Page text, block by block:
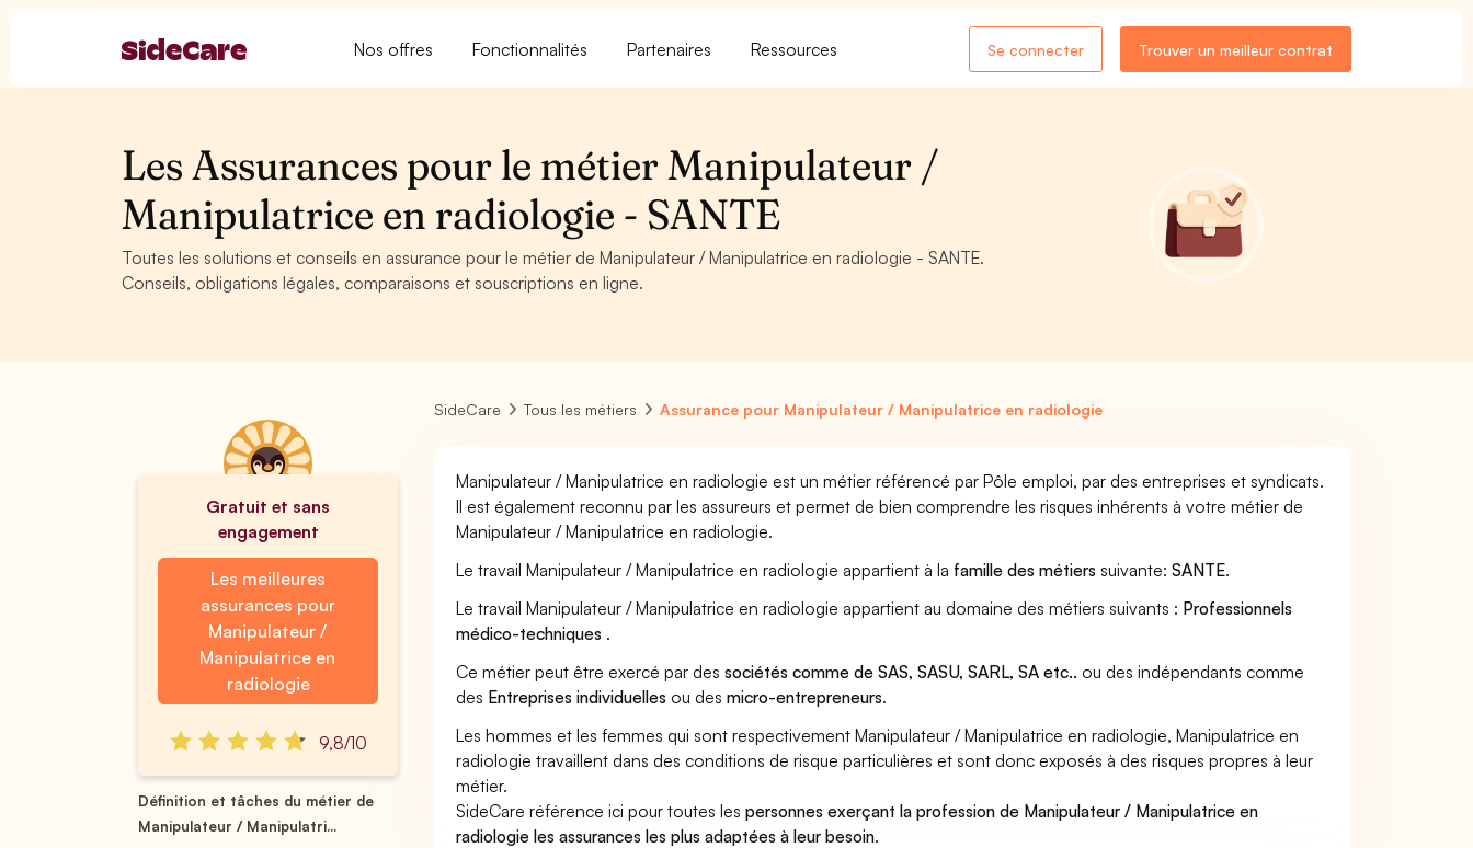
Nos offres Fonctionnalités Partenaires Ressources Se connecter Trouver un meilleur contrat
Les Assurances pour le métier Manipulateur /
Manipulatrice en radiologie - SANTE
Toutes les solutions et conseils en assurance pour le métier de Manipulateur / Manipulatrice en radiologie - SANTE.
Conseils, obligations légales, comparaisons et souscriptions en ligne.
Gratuit et sans
engagement
Les meilleures
assurances pour
Manipulateur /
Manipulatrice en
radiologie
9,8/10
Définition et tâches du métier de
Manipulateur / Manipulatri...
SideCare Tous les métiers Assurance pour Manipulateur / Manipulatrice en radiologie
Manipulateur / Manipulatrice en radiologie est un métier référencé par Pôle emploi, par des entreprises et syndicats.
Il est également reconnu par les assureurs et permet de bien comprendre les risques inhérents à votre métier de
Manipulateur / Manipulatrice en radiologie.
Le travail Manipulateur / Manipulatrice en radiologie appartient à la famille des métiers suivante:SANTE.
Le travail Manipulateur / Manipulatrice en radiologie appartient au domaine des métiers suivants : Professionnels
médico-techniques .
Ce métier peut être exercé par dessociétés comme de SAS, SASU, SARL, SA etc.. ou des indépendants comme
des Entreprises individuelles ou desmicro-entrepreneurs.
Les hommes et les femmes qui sont respectivement Manipulateur / Manipulatrice en radiologie, Manipulatrice en
radiologie travaillent dans des conditions de risque particulières et sont donc exposés à des risques propres à leur
métier.
SideCare référence ici pour toutes lespersonnes exerçant la profession de Manipulateur / Manipulatrice en
radiologie les assurances les plus adaptées à leur besoin.